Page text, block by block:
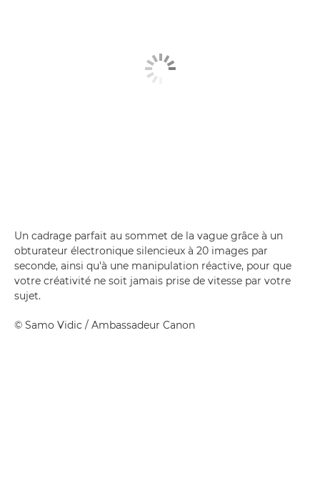
Un cadrage parfait au sommet de la vague grâce à un
obturateur électronique silencieux à 20 images par
seconde, ainsi qu'à une manipulation réactive, pour que
votre créativité ne soit jamais prise de vitesse par votre
sujet.
© Samo Vidic / Ambassadeur Canon